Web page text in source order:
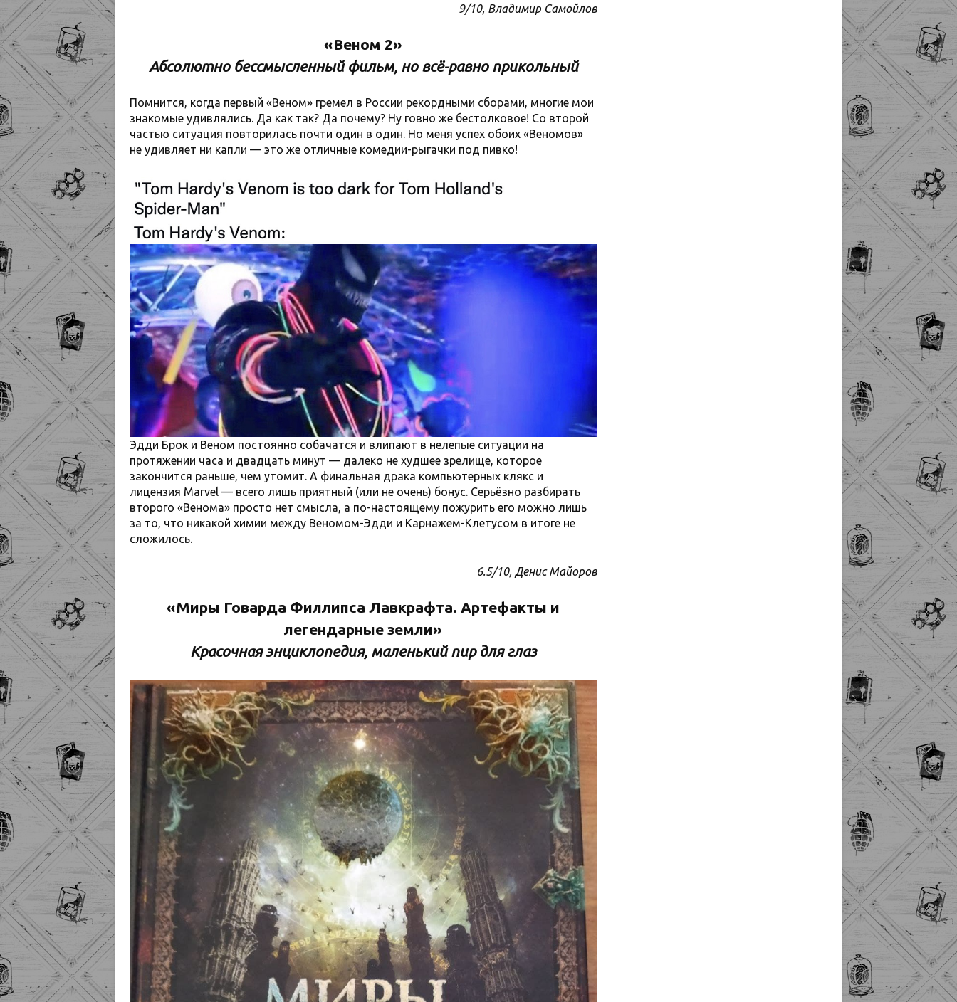
9/10, Владимир Самойлов
«Веном 2»
Абсолютно бессмысленный фильм, но всё-равно прикольный
Помнится, когда первый «Веном» гремел в России рекордными сборами, многие мои
знакомые удивлялись. Да как так? Да почему? Ну говно же бестолковое! Со второй
частью ситуация повторилась почти один в один. Но меня успех обоих «Веномов»
не удивляет ни капли — это же отличные комедии-рыгачки под пивко!
Эдди Брок и Веном постоянно собачатся и влипают в нелепые ситуации на
протяжении часа и двадцать минут — далеко не худшее зрелище, которое
закончится раньше, чем утомит. А финальная драка компьютерных клякс и
лицензия Marvel — всего лишь приятный (или не очень) бонус. Серьёзно разбирать
второго «Венома» просто нет смысла, а по-настоящему пожурить его можно лишь
за то, что никакой химии между Веномом-Эдди и Карнажем-Клетусом в итоге не
сложилось.
6.5/10, Денис Майоров
«Миры Говарда Филлипса Лавкрафта. Артефакты и
легендарные земли»
Красочная энциклопедия, маленький пир для глаз